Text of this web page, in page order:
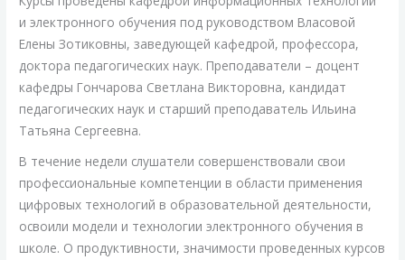
и электронного обучения под руководством Власовой
Елены Зотиковны, заведующей кафедрой, профессора,
доктора педагогических наук. Преподаватели – доцент
кафедры Гончарова Светлана Викторовна, кандидат
педагогических наук и старший преподаватель Ильина
Татьяна Сергеевна.
В течение недели слушатели совершенствовали свои
профессиональные компетенции в области применения
цифровых технологий в образовательной деятельности,
освоили модели и технологии электронного обучения в
школе. О продуктивности, значимости проведенных курсов